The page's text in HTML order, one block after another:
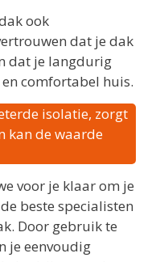
ook
dat je dak
dat je langdurig
comfortabel huis.
isolatie, zorgt
kan de waarde
voor je klaar om je
beste specialisten
Door gebruik te
je eenvoudig